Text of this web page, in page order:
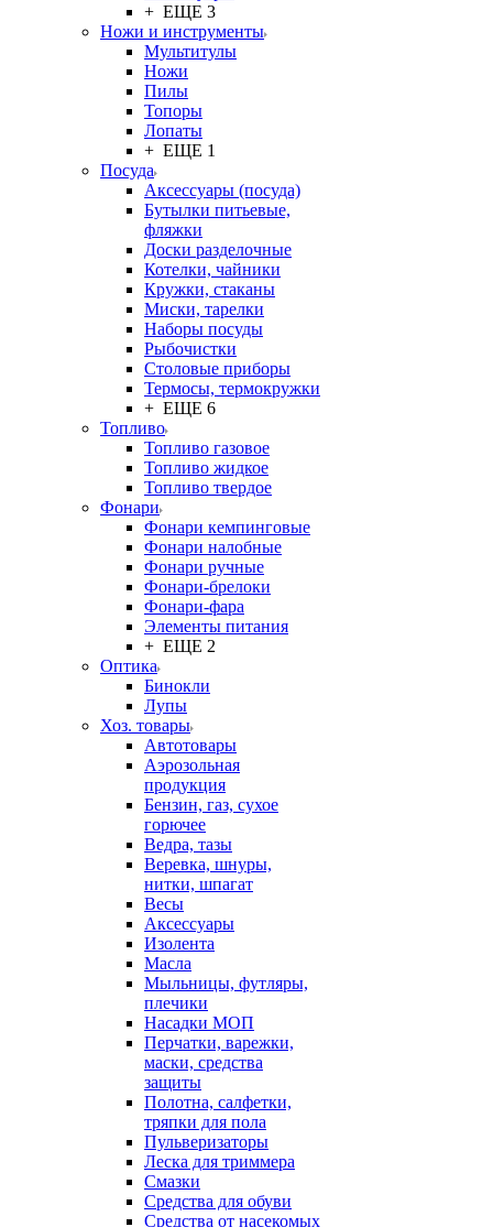
+ ЕЩЕ 3
Ножи и инструменты
Мультитулы
Ножи
Пилы
Топоры
Лопаты
+ ЕЩЕ 1
Посуда
Аксессуары (посуда)
Бутылки питьевые,
фляжки
Доски разделочные
Котелки, чайники
Кружки, стаканы
Миски, тарелки
Наборы посуды
Рыбочистки
Столовые приборы
Термосы, термокружки
+ ЕЩЕ 6
Топливо
Топливо газовое
Топливо жидкое
Топливо твердое
Фонари
Фонари кемпинговые
Фонари налобные
Фонари ручные
Фонари-брелоки
Фонари-фара
Элементы питания
+ ЕЩЕ 2
Оптика
Бинокли
Лупы
Хоз. товары
Автотовары
Аэрозольная
продукция
Бензин, газ, сухое
горючее
Ведра, тазы
Веревка, шнуры,
нитки, шпагат
Весы
Аксессуары
Изолента
Масла
Мыльницы, футляры,
плечики
Насадки МОП
Перчатки, варежки,
маски, средства
защиты
Полотна, салфетки,
тряпки для пола
Пульверизаторы
Леска для триммера
Смазки
Средства для обуви
Средства от насекомых